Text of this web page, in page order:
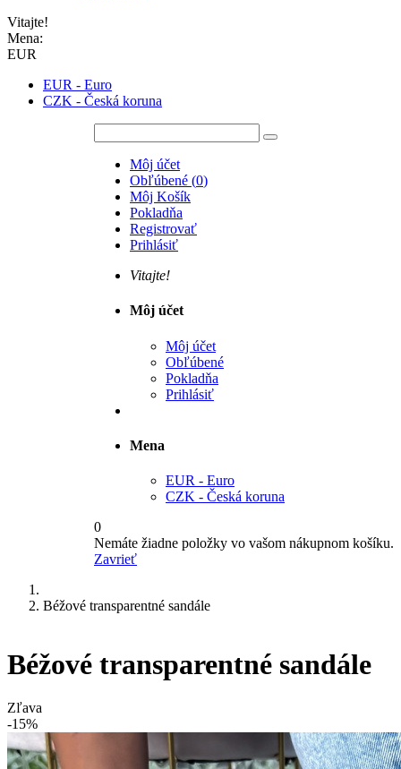
Vitajte!
Mena:
EUR
EUR - Euro
CZK - Česká koruna
Môj účet
Obľúbené (0)
Môj Košík
Pokladňa
Registrovať
Prihlásiť
Vitajte!
Môj účet
Môj účet
Obľúbené
Pokladňa
Prihlásiť
Mena
EUR - Euro
CZK - Česká koruna
0
Nemáte žiadne položky vo vašom nákupnom košíku.
Zavrieť
Béžové transparentné sandále
Béžové transparentné sandále
Zľava
-15%